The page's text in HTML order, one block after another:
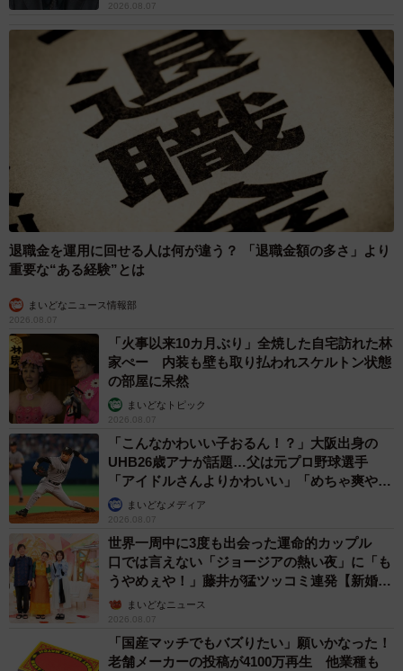
2026.08.07
退職金を運用に回せる人は何が違う？ 「退職金額の多さ」より
重要な“ある経験”とは
まいどなニュース情報部
2026.08.07
「火事以来10カ月ぶり」全焼した自宅訪れた林
家ぺー 内装も壁も取り払われスケルトン状態
の部屋に呆然
まいどなトピック
2026.08.07
「こんなかわいい子おるん！？」大阪出身の
UHB26歳アナが話題…父は元プロ野球選手
「アイドルさんよりかわいい」「めちゃ爽や
か」まいどなメディア
2026.08.07
世界一周中に3度も出会った運命的カップル
口では言えない「ジョージアの熱い夜」に「も
うやめぇや！」藤井が猛ツッコミ連発【新婚さ
ん】まいどなニュース
2026.08.07
「国産マッチでもバズりたい」願いかなった！
老舗メーカーの投稿が4100万再生 他業種も